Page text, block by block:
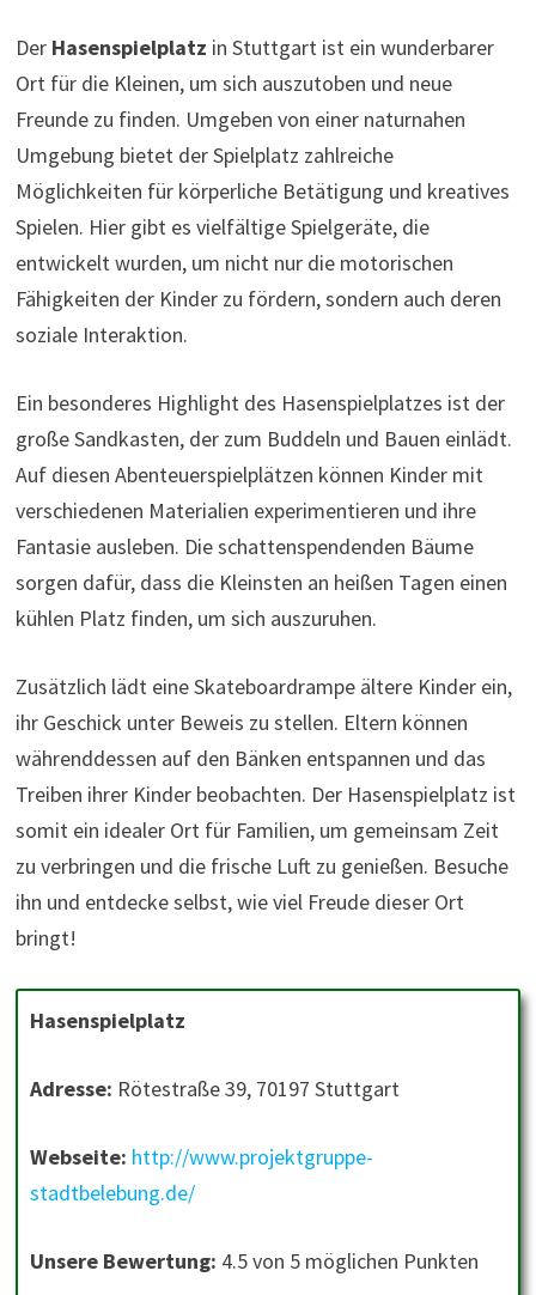
Der Hasenspielplatz in Stuttgart ist ein wunderbarer
Ort für die Kleinen, um sich auszutoben und neue
Freunde zu finden. Umgeben von einer naturnahen
Umgebung bietet der Spielplatz zahlreiche
Möglichkeiten für körperliche Betätigung und kreatives
Spielen. Hier gibt es vielfältige Spielgeräte, die
entwickelt wurden, um nicht nur die motorischen
Fähigkeiten der Kinder zu fördern, sondern auch deren
soziale Interaktion.
Ein besonderes Highlight des Hasenspielplatzes ist der
große Sandkasten, der zum Buddeln und Bauen einlädt.
Auf diesen Abenteuerspielplätzen können Kinder mit
verschiedenen Materialien experimentieren und ihre
Fantasie ausleben. Die schattenspendenden Bäume
sorgen dafür, dass die Kleinsten an heißen Tagen einen
kühlen Platz finden, um sich auszuruhen.
Zusätzlich lädt eine Skateboardrampe ältere Kinder ein,
ihr Geschick unter Beweis zu stellen. Eltern können
währenddessen auf den Bänken entspannen und das
Treiben ihrer Kinder beobachten. Der Hasenspielplatz ist
somit ein idealer Ort für Familien, um gemeinsam Zeit
zu verbringen und die frische Luft zu genießen. Besuche
ihn und entdecke selbst, wie viel Freude dieser Ort
bringt!
Hasenspielplatz
Adresse: Rötestraße 39, 70197 Stuttgart
Webseite: http://www.projektgruppe-
stadtbelebung.de/
Unsere Bewertung: 4.5 von 5 möglichen Punkten